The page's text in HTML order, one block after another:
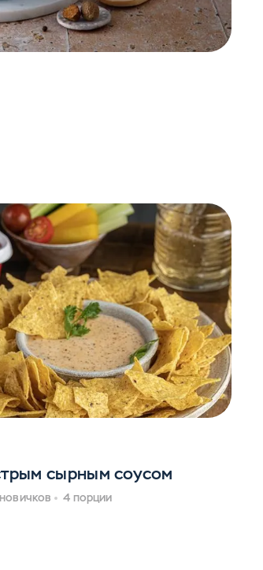
сырным соусом
4 порции